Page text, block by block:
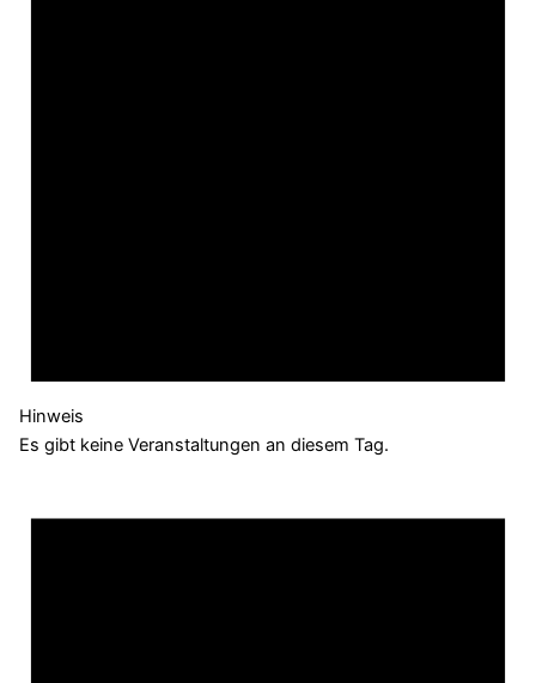
Hinweis
Es gibt keine Veranstaltungen an diesem Tag.